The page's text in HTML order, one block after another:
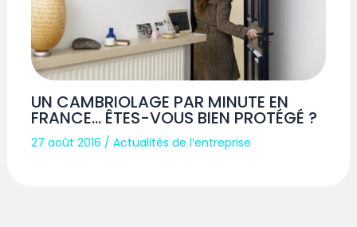
UN CAMBRIOLAGE PAR MINUTE EN
FRANCE… ÊTES-VOUS BIEN PROTÉGÉ ?
27 août 2016 /Actualités de l’entreprise